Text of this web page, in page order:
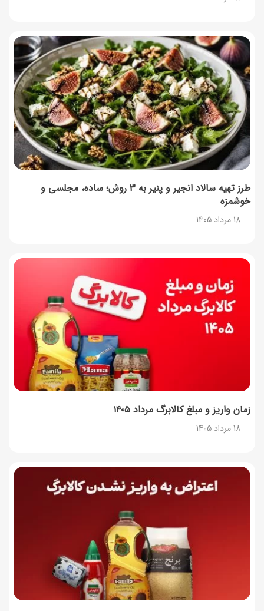
طرز تهیه سالاد انجیر و پنیر به ۳ روش؛ ساده، مجلسی و
خوشمزه
18 مرداد 1405
زمان واریز و مبلغ کالابرگ مرداد ۱۴۰۵
18 مرداد 1405